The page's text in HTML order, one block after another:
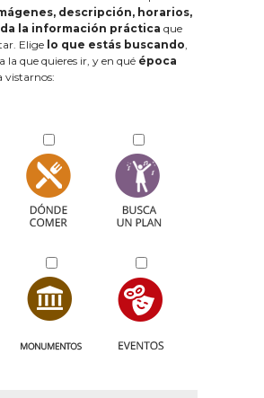
descripción, horarios,
la información práctica que
Elige lo que estás buscando,
a la que quieres ir, y en qué época
vistarnos: